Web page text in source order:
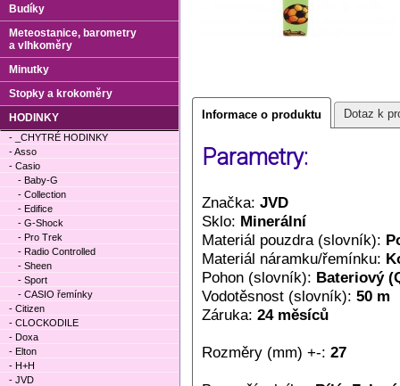
Informace o produktu Dotaz k
Parametry:
Značka: JVD
Sklo: Minerální
Materiál pouzdra (slovník):
Materiál náramku/řemínku:
Pohon (slovník): Bateriový
Vodotěsnost (slovník): 50 m
Záruka: 24 měsíců
Rozměry (mm) +-: 27
Budíky
Meteostanice, barometry
a vlhkoměry
Minutky
Stopky a krokoměry
HODINKY
- _CHYTRÉ HODINKY
- Asso
- Casio
- Baby-G
- Collection
- Edifice
- G-Shock
- Pro Trek
- Radio Controlled
- Sheen
- Sport
- CASIO řemínky
- Citizen
- CLOCKODILE
- Doxa
- Elton
- H+H
- JVD